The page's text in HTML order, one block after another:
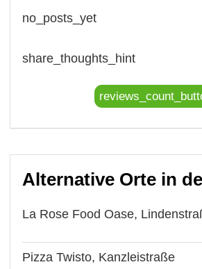
no_posts_yet
share_thoughts_hint
Alternative Orte in
La Rose Food Oase,
Pizza Twisto, Kanzleistraße